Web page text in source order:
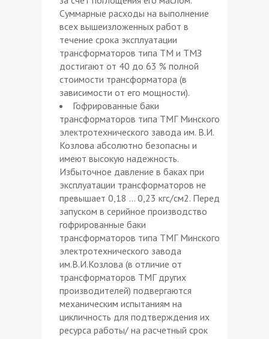
Суммарные расходы на выполнение
всех вышеизложенных работ в
течение срока эксплуатации
трансформаторов типа ТМ и ТМЗ
достигают от 40 до 63 % полной
стоимости трансформатора (в
зависимости от его мощности).
Гофрированные баки
трансформаторов типа ТМГ Минского
электротехнического завода им. В.И.
Козлова абсолютно безопасны и
имеют высокую надежность.
Избыточное давление в баках при
эксплуатации трансформаторов не
превышает 0,18 … 0,23 кгс/см2. Перед
запуском в серийное производство
гофрированные баки
трансформаторов типа ТМГ Минского
электротехнического завода
им.В.И.Козлова (в отличие от
трансформаторов ТМГ других
производителей) подвергаются
механическим испытаниям на
цикличность для подтверждения их
ресурса работы/ на расчетный срок